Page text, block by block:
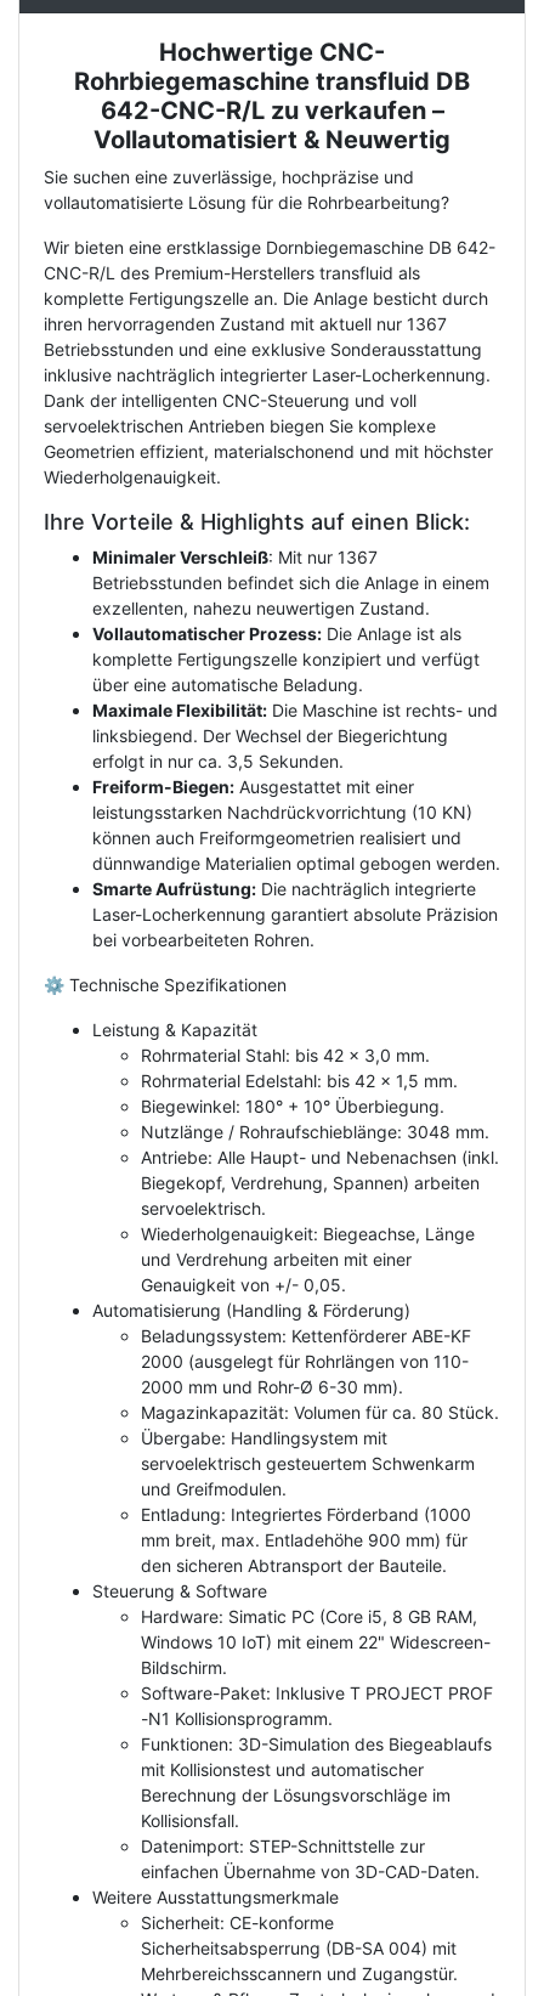
Hochwertige CNC-
Rohrbiegemaschine transfluid DB
642-CNC-R/L zu verkaufen –
Vollautomatisiert & Neuwertig
Sie suchen eine zuverlässige, hochpräzise und
vollautomatisierte Lösung für die Rohrbearbeitung?
Wir bieten eine erstklassige Dornbiegemaschine DB 642-
CNC-R/L des Premium-Herstellers transfluid als
komplette Fertigungszelle an. Die Anlage besticht durch
ihren hervorragenden Zustand mit aktuell nur 1367
Betriebsstunden und eine exklusive Sonderausstattung
inklusive nachträglich integrierter Laser-Locherkennung.
Dank der intelligenten CNC-Steuerung und voll
servoelektrischen Antrieben biegen Sie komplexe
Geometrien effizient, materialschonend und mit höchster
Wiederholgenauigkeit.
Ihre Vorteile & Highlights auf einen Blick:
Minimaler Verschleiß: Mit nur 1367
Betriebsstunden befindet sich die Anlage in einem
exzellenten, nahezu neuwertigen Zustand.
Vollautomatischer Prozess: Die Anlage ist als
komplette Fertigungszelle konzipiert und verfügt
über eine automatische Beladung.
Maximale Flexibilität: Die Maschine ist rechts- und
linksbiegend. Der Wechsel der Biegerichtung
erfolgt in nur ca. 3,5 Sekunden.
Freiform-Biegen: Ausgestattet mit einer
leistungsstarken Nachdrückvorrichtung (10 KN)
können auch Freiformgeometrien realisiert und
dünnwandige Materialien optimal gebogen werden.
Smarte Aufrüstung: Die nachträglich integrierte
Laser-Locherkennung garantiert absolute Präzision
bei vorbearbeiteten Rohren.
⚙️ Technische Spezifikationen
Leistung & Kapazität
Rohrmaterial Stahl: bis 42 x 3,0 mm.
Rohrmaterial Edelstahl: bis 42 x 1,5 mm.
Biegewinkel: 180° + 10° Überbiegung.
Nutzlänge / Rohraufschieblänge: 3048 mm.
Antriebe: Alle Haupt- und Nebenachsen (inkl.
Biegekopf, Verdrehung, Spannen) arbeiten
servoelektrisch.
Wiederholgenauigkeit: Biegeachse, Länge
und Verdrehung arbeiten mit einer
Genauigkeit von +/- 0,05.
Automatisierung (Handling & Förderung)
Beladungssystem: Kettenförderer ABE-KF
2000 (ausgelegt für Rohrlängen von 110-
2000 mm und Rohr-Ø 6-30 mm).
Magazinkapazität: Volumen für ca. 80 Stück.
Übergabe: Handlingsystem mit
servoelektrisch gesteuertem Schwenkarm
und Greifmodulen.
Entladung: Integriertes Förderband (1000
mm breit, max. Entladehöhe 900 mm) für
den sicheren Abtransport der Bauteile.
Steuerung & Software
Hardware: Simatic PC (Core i5, 8 GB RAM,
Windows 10 IoT) mit einem 22" Widescreen-
Bildschirm.
Software-Paket: Inklusive T PROJECT PROF
-N1 Kollisionsprogramm.
Funktionen: 3D-Simulation des Biegeablaufs
mit Kollisionstest und automatischer
Berechnung der Lösungsvorschläge im
Kollisionsfall.
Datenimport: STEP-Schnittstelle zur
einfachen Übernahme von 3D-CAD-Daten.
Weitere Ausstattungsmerkmale
Sicherheit: CE-konforme
Sicherheitsabsperrung (DB-SA 004) mit
Mehrbereichsscannern und Zugangstür.